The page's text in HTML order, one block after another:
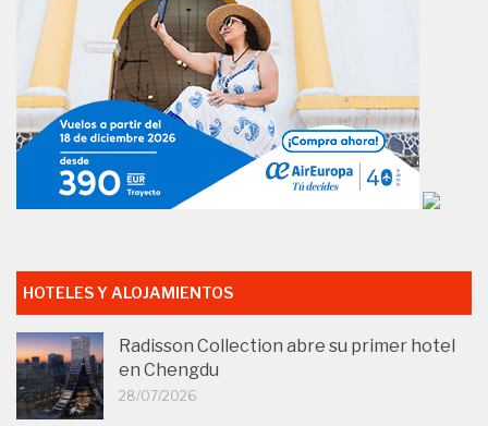
HOTELES Y ALOJAMIENTOS
Radisson Collection abre su primer hotel
en Chengdu
28/07/2026